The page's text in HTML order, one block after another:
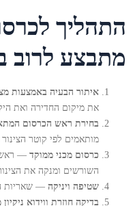
התהליך
מתבצע לרוב
איתור הבעיה באמצעות
את מיקום החדירה ואת
בחירת ראש הכרסום
מותאמים לפי קוטר הצינור
כרסום מכני ממוקד — ראש
השורשים ומנקה את הצינור
שטיפה ויניקה — שאריות
בדיקה חוזרת ווידוא